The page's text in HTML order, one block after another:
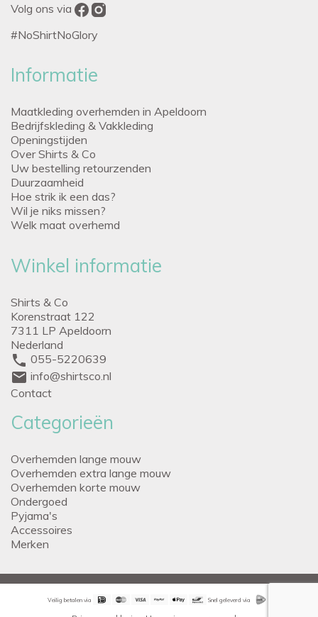
Volg ons via
#NoShirtNoGlory
Informatie
Maatkleding overhemden in Apeldoorn
Bedrijfskleding & Vakkleding
Openingstijden
Over Shirts & Co
Uw bestelling retourzenden
Duurzaamheid
Hoe strik ik een das?
Wil je niks missen?
Welk maat overhemd
Winkel informatie
Shirts & Co
Korenstraat 122
7311 LP Apeldoorn
Nederland
phone 055-5220639
mail info@shirtsco.nl
Contact
Categorieën
Overhemden lange mouw
Overhemden extra lange mouw
Overhemden korte mouw
Ondergoed
Pyjama's
Accessoires
Merken
Veilig betalen via Snel geleverd via